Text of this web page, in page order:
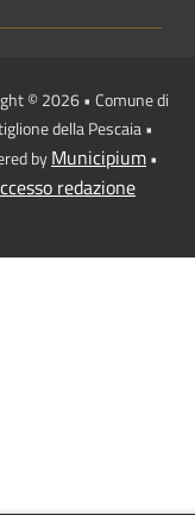
© 2026 • Comune di
della Pescaia •
byMunicipium•
redazione